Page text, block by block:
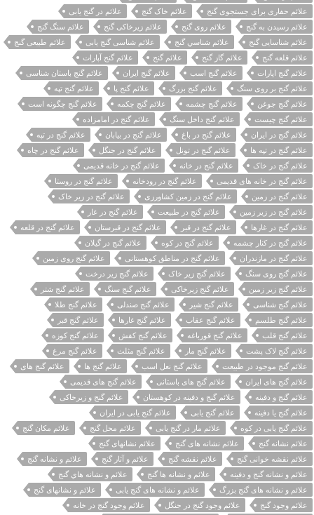
علائم حفاری برای جستجوی گنج علائم خاک گنج
علائم در گنج یابی
علائم رسیدن به گنج
علائم روی گنج علائم زیرخاکی گنج
علائم سنگ گنج
علائم شناسایی گنج
علائم شناسي گنج علائم شناسی گنج یابی
علائم طبیعی گنج
علائم قلعه گنج
علائم گاز گنج علائم گنج
علائم گنج آپارات
علائم گنج اپارات
علائم گنج اسب علائم گنج ایران
علائم گنج باستان شناسی
علائم گنج بر روی سنگ
علائم گنج بزرگ علائم گنج پا
علائم گنج تپه
علائم گنج جوغن
علائم گنج چشمه علائم گنج چکمه
علائم گنج چگونه است
علائم گنج چیست
علائم گنج داخل سنگ
علائم گنج در امامزاده
علائم گنج در ایران
علائم گنج در باغ علائم گنج در بیابان
علائم گنج در تپه
علائم گنج در تپه ها
علائم گنج در تونل علائم گنج در جنگل
علائم گنج در چاه
علائم گنج در خاک
علائم گنج در خانه
علائم گنج در خانه قدیمی
علائم گنج در خانه های قدیمی
علائم گنج در رودخانه
علائم گنج در روستا
علائم گنج در زمین
علائم گنج در زمین کشاورزی
علائم گنج در زیر خاک
علائم گنج در زیر زمین
علائم گنج در طبیعت
علائم گنج در غار
علائم گنج در غارها
علائم گنج در قبر علائم گنج در قبرستان
علائم گنج در قلعه
علائم گنج در کنار چشمه
علائم گنج در کوه
علائم گنج در گیلان
علائم گنج در مازندران
علائم گنج در مناطق کوهستانی
علائم گنج روی زمین
علائم گنج روی سنگ
علائم گنج زیر خاک
علائم گنج زیر درخت
علائم گنج زیر زمین
علائم گنج زیرخاکی علائم گنج سنگ
علائم گنج شتر
علائم گنج شناسی
علائم گنج شیر علائم گنج صندلی
علائم گنج طلا
علائم گنج طلسم
علائم گنج عقاب علائم گنج غارها
علائم گنج قبر
علائم گنج قلب
علائم گنج قورباغه علائم گنج کفش
علائم گنج کوزه
علائم گنج لاک پشت
علائم گنج مار علائم گنج مثلث
علائم گنج مرغ
علائم گنج موجود در طبیعت
علائم گنج نعل اسب علائم گنج ها
علائم گنج های
علائم گنج های ایران
علائم گنج های باستانی
علائم گنج های قدیمی
علائم گنج و دفینه
علائم گنج و دفینه در کوهستان
علائم گنج و زیرخاکی
علائم گنج یا دفینه
علائم گنج یابی
علائم گنج یابی در ایران
علائم گنج یابی در کوه
علائم مار در گنج یابی علائم محل گنج
علائم مکان گنج
علائم نشانه گنج
علائم نشانه های گنج
علائم نشانهای گنج
علائم نقشه خوانی گنج
علائم نقشه گنج علائم و آثار گنج
علائم و نشانه گنج
علائم و نشانه گنج و دفینه
علائم و نشانه ها گنج
علائم و نشانه هاي گنج
علائم و نشانه های گنج بزرگ
علائم و نشانه های گنج یابی
علائم و نشانهای گنج
علائم وجود گنج
علائم وجود گنج در جنگل
علائم وجود گنج در خانه